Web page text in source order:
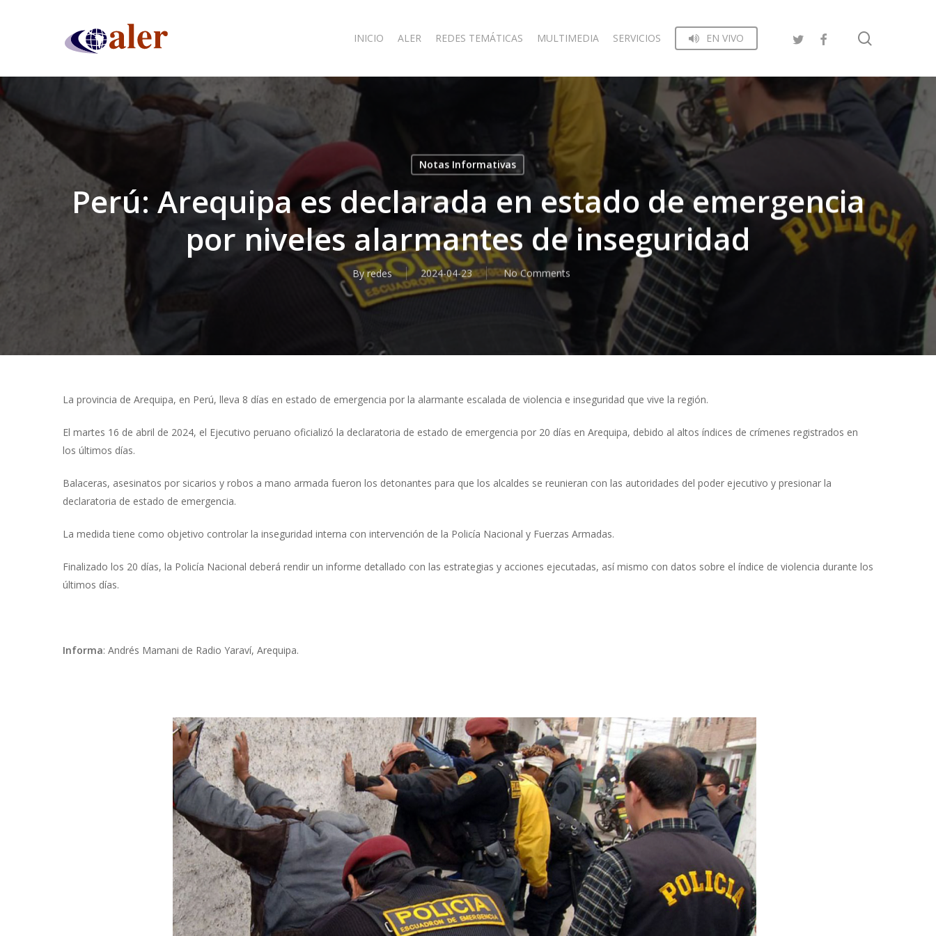
INICIO ALER REDES TEMÁTICAS MULTIMEDIA SERVICIOS EN VIVO
Notas Informativas
Perú: Arequipa es declarada en estado de emergencia
por niveles alarmantes de inseguridad
By redes 2024-04-23 No Comments
La provincia de Arequipa, en Perú, lleva 8 días en estado de emergencia por la alarmante escalada de violencia e inseguridad que vive la región.
El martes 16 de abril de 2024, el Ejecutivo peruano oficializó la declaratoria de estado de emergencia por 20 días en Arequipa, debido al altos índices de crímenes registrados en
los últimos días.
Balaceras, asesinatos por sicarios y robos a mano armada fueron los detonantes para que los alcaldes se reunieran con las autoridades del poder ejecutivo y presionar la
declaratoria de estado de emergencia.
La medida tiene como objetivo controlar la inseguridad interna con intervención de la Policía Nacional y Fuerzas Armadas.
Finalizado los 20 días, la Policía Nacional deberá rendir un informe detallado con las estrategias y acciones ejecutadas, así mismo con datos sobre el índice de violencia durante los
últimos días.
Informa: Andrés Mamani de Radio Yaraví, Arequipa.